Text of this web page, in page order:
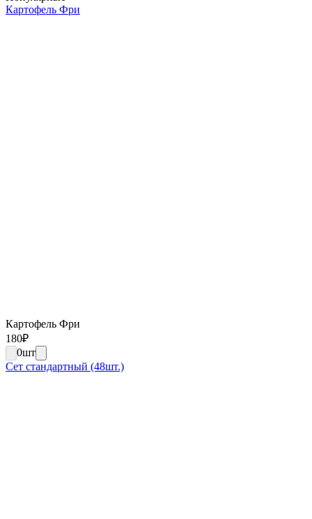
Картофель Фри
Картофель Фри
180₽
0шт
Сет стандартный (48шт.)